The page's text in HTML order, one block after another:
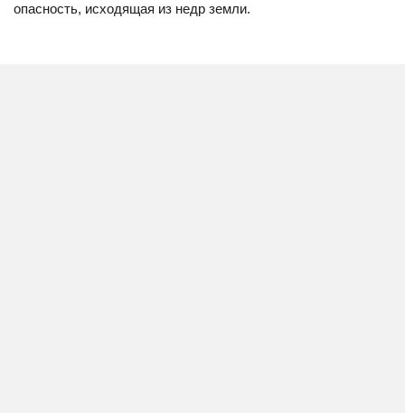
опасность, исходящая из недр земли.